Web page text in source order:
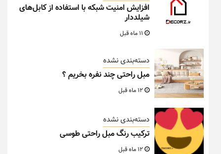
افزایش امنیت شبکه با استفاده از کابل‌های
شیلددار
دسته‌بندی نشده
مبل راحتی چند نفره بخریم ؟
دسته‌بندی نشده
ترکیب رنگ مبل راحتی طوسی